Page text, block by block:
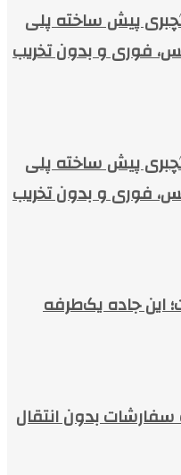
پیش ساخته پلی
فوری و بدون تخریب
پیش ساخته پلی
فوری و بدون تخریب
این جاده یک‌طرفه
سفارشات بدون انتقال